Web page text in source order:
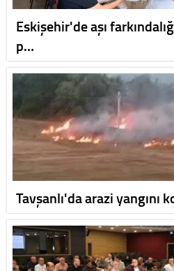
Eskişehir'de aşı
p…
Tavşanlı'da arazi yangını